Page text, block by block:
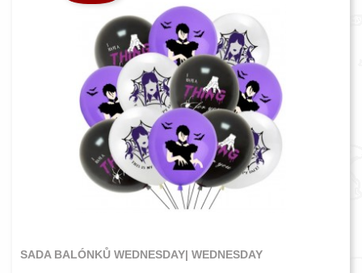
SADA BALÓNKŮ WEDNESDAY| WEDNESDAY